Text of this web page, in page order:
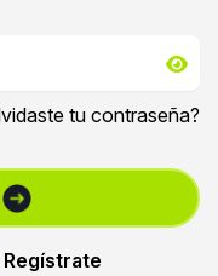
tu contraseña?
Regístrate